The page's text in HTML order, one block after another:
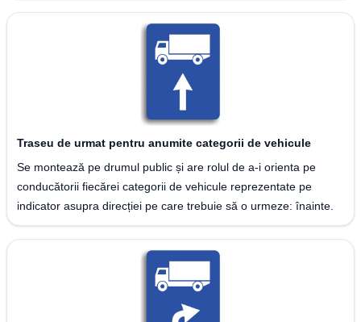
Traseu de urmat pentru anumite categorii de vehicule
Se montează pe drumul public și are rolul de a-i orienta pe
conducătorii fiecărei categorii de vehicule reprezentate pe
indicator asupra direcției pe care trebuie să o urmeze: înainte.